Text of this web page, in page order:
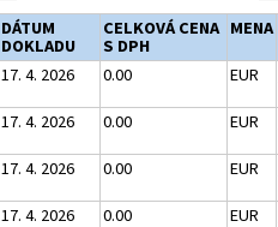
DÁTUM
DOKLADU
CELKOVÁ CENA
S DPH
MENA
17. 4. 2026 0.00 EUR
17. 4. 2026 0.00 EUR
17. 4. 2026 0.00 EUR
17. 4. 2026 0.00 EUR